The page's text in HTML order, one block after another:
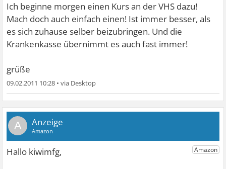
Ich beginne morgen einen Kurs an der VHS dazu!
Mach doch auch einfach einen! Ist immer besser, als
es sich zuhause selber beizubringen. Und die
Krankenkasse übernimmt es auch fast immer!
grüße
09.02.2011 10:28 •
A